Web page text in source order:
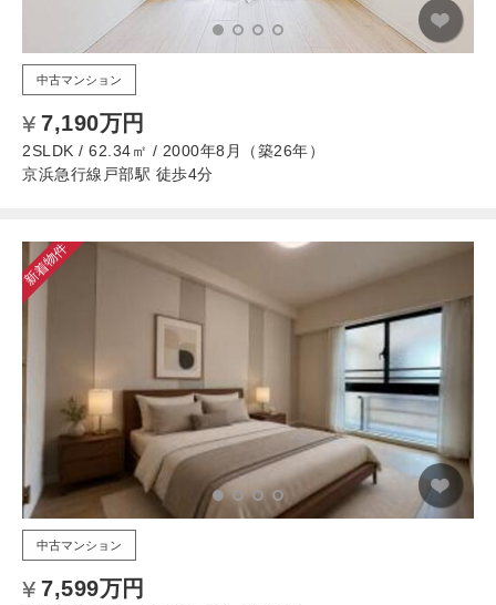
中古マンション
7,190万円
2SLDK / 62.34㎡ / 2000年8月（築26年）
京浜急行線戸部駅 徒歩4分
新着物件
中古マンション
7,599万円